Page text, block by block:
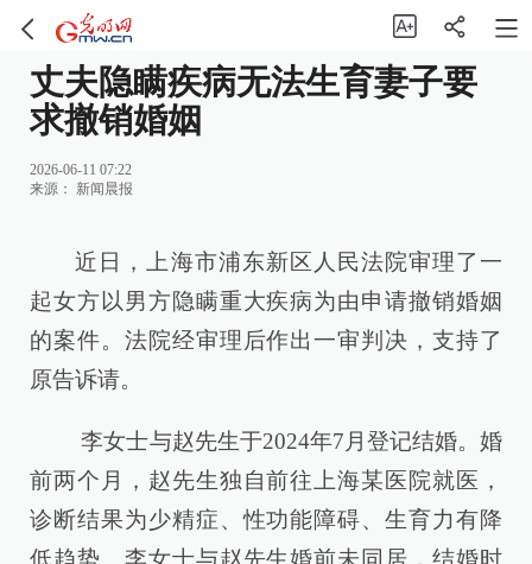
丈夫隐瞒疾病无法生育妻子要
求撤销婚姻
2026-06-11 07:22
来源： 新闻晨报
近日，上海市浦东新区人民法院审理了一
起女方以男方隐瞒重大疾病为由申请撤销婚姻
的案件。法院经审理后作出一审判决，支持了
原告诉请。
李女士与赵先生于2024年7月登记结婚。婚
前两个月，赵先生独自前往上海某医院就医，
诊断结果为少精症、性功能障碍、生育力有降
低趋势。李女士与赵先生婚前未同居，结婚时